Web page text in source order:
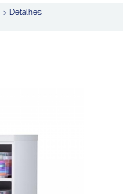
>Detalhes